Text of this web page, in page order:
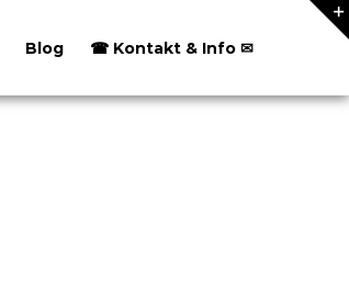
Blog ☎ Kontakt & Info ✉